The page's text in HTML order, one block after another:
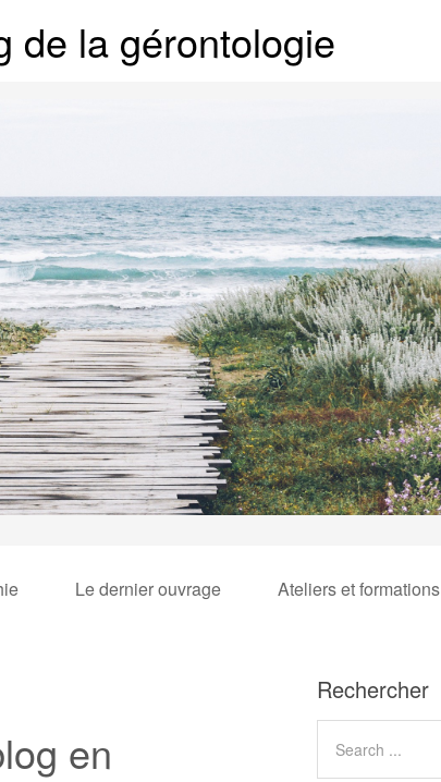
de la gérontologie
Le dernier ouvrage Ateliers et formations
en
Rechercher